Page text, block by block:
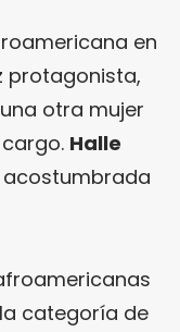
en
protagonista,
otra mujer
Halle
categoría de